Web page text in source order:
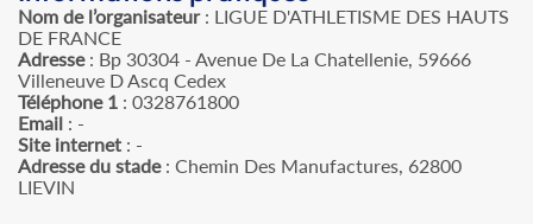
Nom de l’organisateur: LIGUE D'ATHLETISME DES HAUTS
DE FRANCE
Adresse: Bp 30304 - Avenue De La Chatellenie, 59666
Villeneuve D Ascq Cedex
Téléphone 1 : 0328761800
Email : -
Site internet : -
Adresse du stade: Chemin Des Manufactures, 62800
LIEVIN